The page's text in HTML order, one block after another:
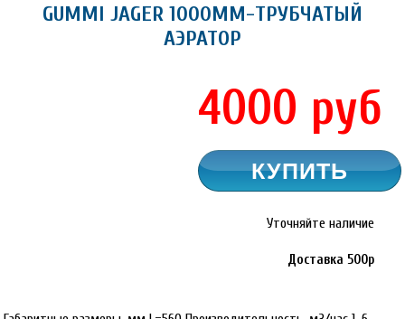
GUMMI JAGER 1000ММ-ТРУБЧАТЫЙ
АЭРАТОР
4000 руб
Уточняйте наличие
Доставка 500р